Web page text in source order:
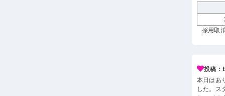
採用取
投稿
本日はあ
した。ス